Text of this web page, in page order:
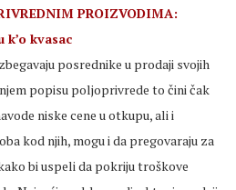
PROIZVODIMA:
kvasac
posrednike u prodaji svojih
popisu poljoprivrede to čini čak
niske cene u otkupu, ali i
kod njih, mogu i da pregovaraju za
bi uspeli da pokriju troškove